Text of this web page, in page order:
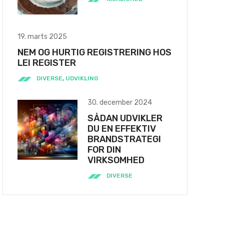
19. marts 2025
NEM OG HURTIG REGISTRERING HOS
LEI REGISTER
DIVERSE, UDVIKLING
30. december 2024
SÅDAN UDVIKLER
DU EN EFFEKTIV
BRANDSTRATEGI
FOR DIN
VIRKSOMHED
DIVERSE